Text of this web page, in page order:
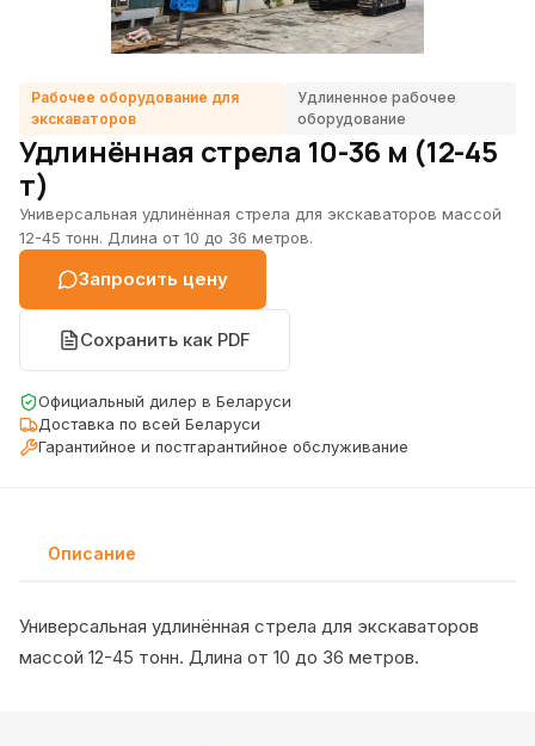
+375 44 5-
900-100
info@sibur-
renta.com
Пн–Пт: 9:00–
18:00, Сб–Вс:
и вибротрамбовки
Быстросъёмы и
Тилтротаторы
Прочее
оборудование
для
экскаваторов
Рабочее оборудование для
экскаваторов
Удлиненное рабочее
оборудование
Удлинённая стрела 10-36 м (12-45
т)
Универсальная удлинённая стрела для экскаваторов массой
12-45 тонн. Длина от 10 до 36 метров.
Запросить цену
Сохранить как PDF
Официальный дилер в Беларуси
Доставка по всей Беларуси
Гарантийное и постгарантийное обслуживание
Описание
Универсальная удлинённая стрела для экскаваторов
массой 12-45 тонн. Длина от 10 до 36 метров.